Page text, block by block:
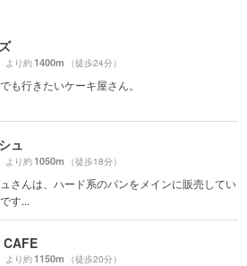
より約1400m （徒歩24分）
も行きたいケーキ屋さん。
ュ
より約1050m （徒歩18分）
さんは、ハード系のパンをメインに販売してい
す...
CAFE
より約1150m （徒歩20分）